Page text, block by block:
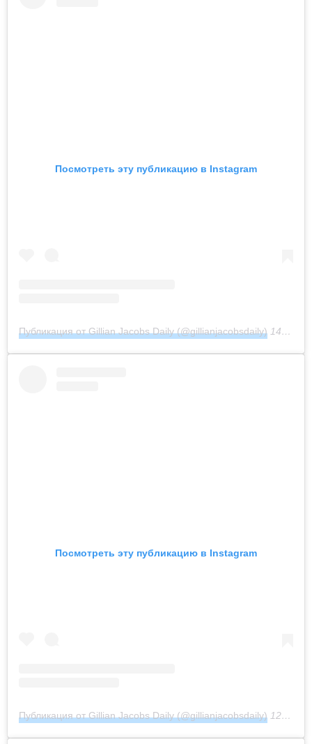
Посмотреть эту публикацию в Instagram
Публикация от Gillian Jacobs Daily (@gillianjacobsdaily) 14 Фев 2019 в 6:18 PST
Посмотреть эту публикацию в Instagram
Публикация от Gillian Jacobs Daily (@gillianjacobsdaily) 12 Фев 2019 в 9:26 PST